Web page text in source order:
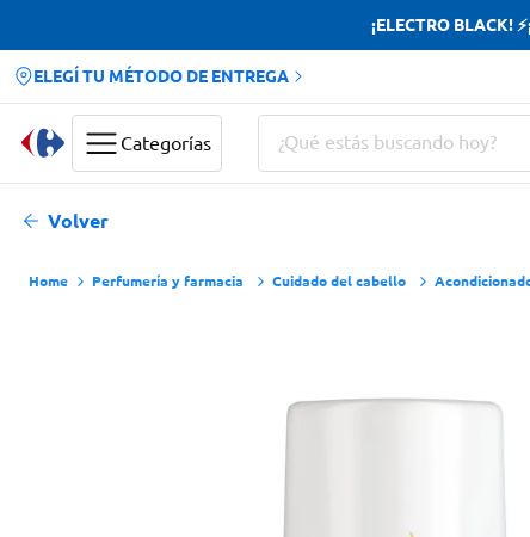
¡ELECTRO BLACK!
ELEGÍ TU MÉTODO DE ENTREGA
Categorías
¿Qué estás buscando hoy?
Volver
Perfumería y farmacia Cuidado del cabello
Términos más buscados